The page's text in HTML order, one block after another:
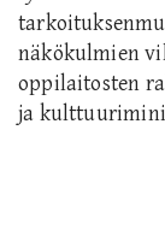
näkökulmien
oppilaitosten
ja